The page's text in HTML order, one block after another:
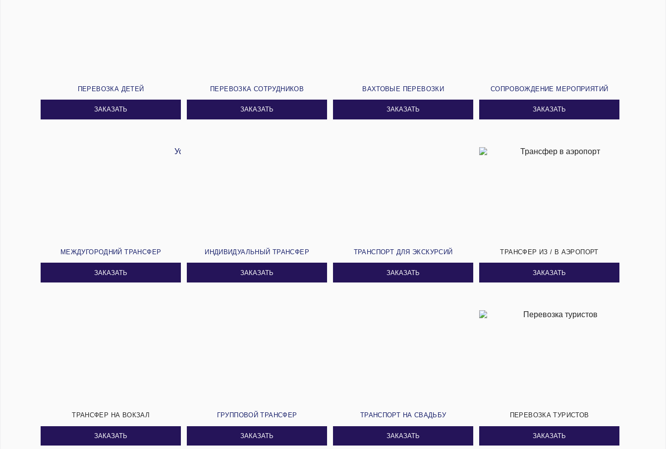
ПЕРЕВОЗКА ДЕТЕЙ
ЗАКАЗАТЬ
ПЕРЕВОЗКА СОТРУДНИКОВ
ЗАКАЗАТЬ
ВАХТОВЫЕ ПЕРЕВОЗКИ
ЗАКАЗАТЬ
СОПРОВОЖДЕНИЕ МЕРОПРИЯТИЙ
ЗАКАЗАТЬ
МЕЖДУГОРОДНИЙ ТРАНСФЕР
ЗАКАЗАТЬ
ИНДИВИДУАЛЬНЫЙ ТРАНСФЕР
ЗАКАЗАТЬ
ТРАНСПОРТ ДЛЯ ЭКСКУРСИЙ
ЗАКАЗАТЬ
ТРАНСФЕР ИЗ / В АЭРОПОРТ
ЗАКАЗАТЬ
ТРАНСФЕР НА ВОКЗАЛ
ЗАКАЗАТЬ
ГРУППОВОЙ ТРАНСФЕР
ЗАКАЗАТЬ
ТРАНСПОРТ НА СВАДЬБУ
ЗАКАЗАТЬ
ПЕРЕВОЗКА ТУРИСТОВ
ЗАКАЗАТЬ